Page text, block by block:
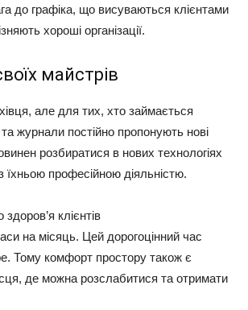
до графіка, що висуваються клієнтами
хороші організації.
майстрів
але для тих, хто займається
журнали постійно пропонують нові
розбиратися в нових технологіях
їхньою професійною діяльністю.
клієнтів
на місяць. Цей дорогоцінний час
Тому комфорт простору також є
де можна розслабитися та отримати